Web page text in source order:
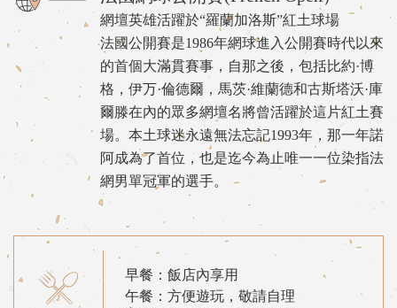
網壇英雄活躍於“羅蘭加洛斯”紅土球場
法國公開賽是1986年網球進入公開賽時代以來
的首個大滿貫賽事，自那之後，包括比約·博
格，伊万·倫德爾，馬茨·維蘭德和古斯塔沃·庫
爾滕在內的眾多網壇名將曾活躍於這片紅土賽
場。本土球迷永遠無法忘記1993年，那一年諾
阿成為了首位，也是迄今為止唯一一位染指法
網男單冠軍的選手。
早餐：飯店內享用
午餐：方便遊玩，敬請自理